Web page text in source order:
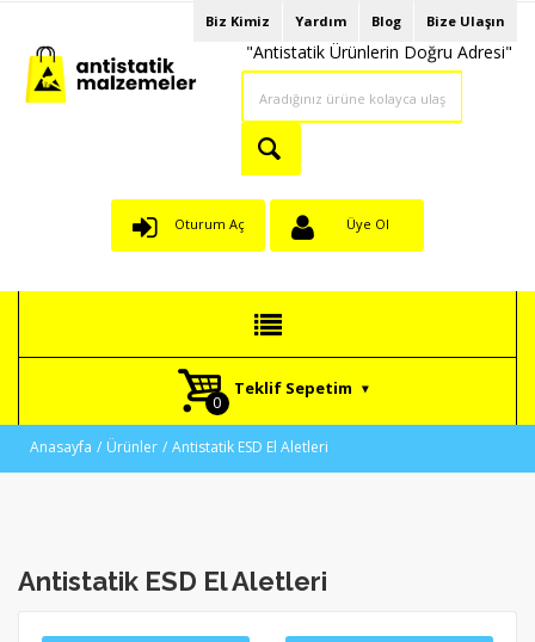
Biz Kimiz Yardım Blog Bize Ulaşın
"Antistatik Ürünlerin Doğru Adresi"
Oturum Aç Üye Ol
Teklif Sepetim
Anasayfa Ürünler Antistatik ESD El Aletleri
Antistatik ESD El Aletleri